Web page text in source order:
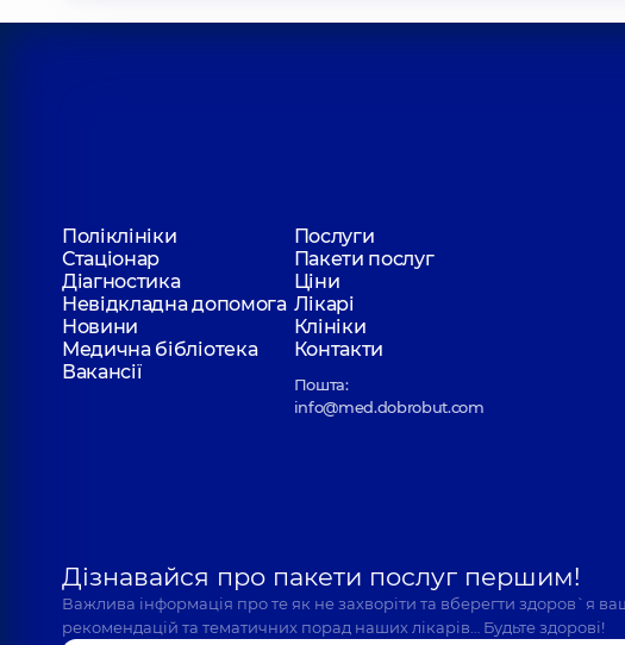
Поліклініки
Послуги
Стаціонар
Пакети послуг
Діагностика
Ціни
Невідкладна допомога Лікарі
Новини
Клініки
Медична бібліотека
Контакти
Вакансії
Пошта:
info@med.dobrobut.com
Дізнавайся про пакети послуг першим!
Важлива інформація про те як не захворіти та вберегти здоров`я
рекомендацій та тематичних порад наших лікарів… Будьте здорові!